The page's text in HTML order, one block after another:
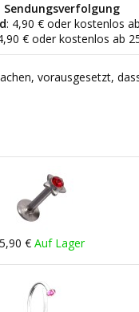
Sendungsverfolgung
: 4,90 € oder kostenlos
€ oder kostenlos ab
vorausgesetzt,
5,90 € Auf Lager